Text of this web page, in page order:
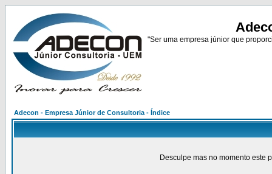
"Ser uma empresa júnior que
Adecon - Empresa Júnior de Consultoria - Índice
Desculpe mas no momento este